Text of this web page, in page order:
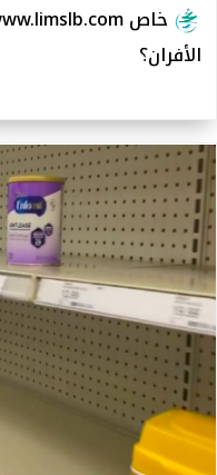
الأفران؟